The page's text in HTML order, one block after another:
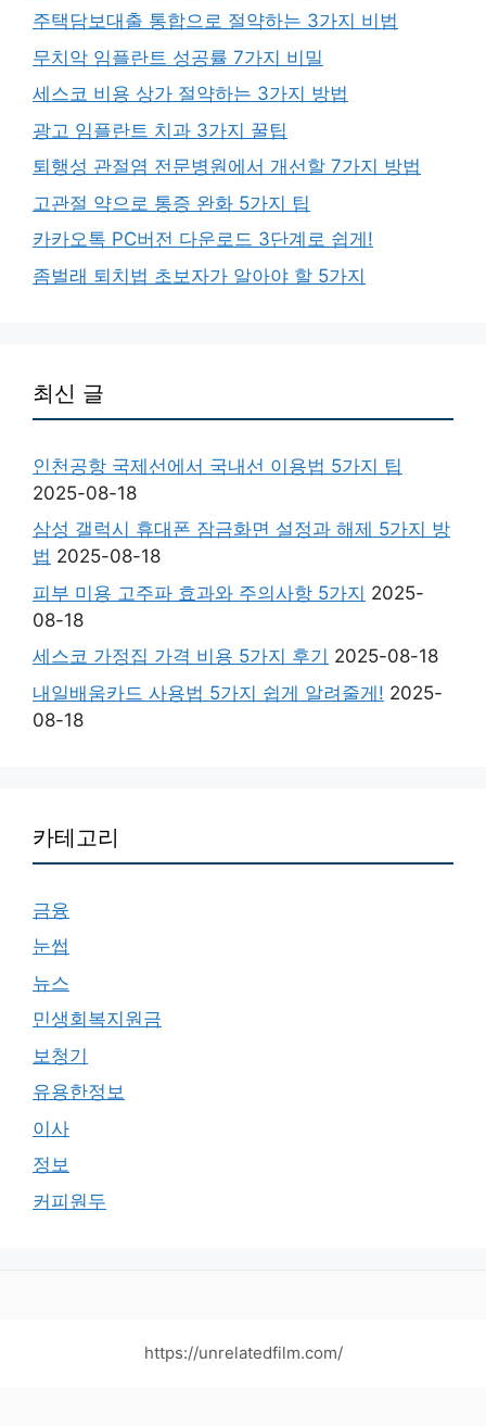
주택담보대출 통합으로 절약하는 3가지 비법
무치악 임플란트 성공률 7가지 비밀
세스코 비용 상가 절약하는 3가지 방법
광고 임플란트 치과 3가지 꿀팁
퇴행성 관절염 전문병원에서 개선할 7가지 방법
고관절 약으로 통증 완화 5가지 팁
카카오톡 PC버전 다운로드 3단계로 쉽게!
좀벌래 퇴치법 초보자가 알아야 할 5가지
최신 글
인천공항 국제선에서 국내선 이용법 5가지 팁
2025-08-18
삼성 갤럭시 휴대폰 잠금화면 설정과 해제 5가지 방
법 2025-08-18
피부 미용 고주파 효과와 주의사항 5가지 2025-
08-18
세스코 가정집 가격 비용 5가지 후기 2025-08-18
내일배움카드 사용법 5가지 쉽게 알려줄게! 2025-
08-18
카테고리
금융
눈썹
뉴스
민생회복지원금
보청기
유용한정보
이사
정보
커피원두
https://unrelatedfilm.com/